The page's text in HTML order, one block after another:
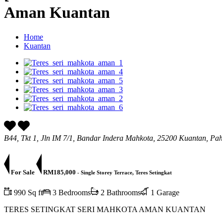
Aman Kuantan
Home
Kuantan
B44, Tkt 1, Jln IM 7/1, Bandar Indera Mahkota, 25200 Kuantan,
For Sale RM185,000 - Single Storey Terrace, Teres Setingkat
990 Sq ft 3 Bedrooms 2 Bathrooms
1 Garage
TERES SETINGKAT SERI MAHKOTA AMAN KUANTAN